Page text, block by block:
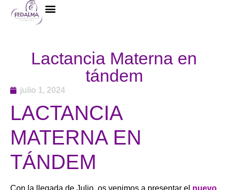
Lactancia Materna en
tándem
julio 1, 2024
LACTANCIA
MATERNA EN
TÁNDEM
Con la llegada de Julio, os venimos a presentar el nuevo